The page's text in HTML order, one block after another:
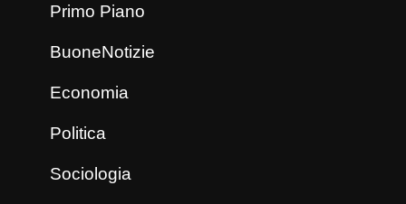
Primo Piano
BuoneNotizie
Economia
Politica
Sociologia